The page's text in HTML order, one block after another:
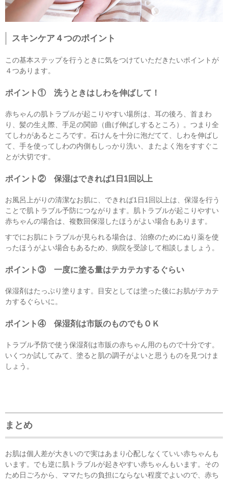
スキンケア４つのポイント
この基本ステップを行うときに気をつけていただきたいポイントが
４つあります。
ポイント① 洗うときはしわを伸ばして！
赤ちゃんの肌トラブルが起こりやすい場所は、耳の後ろ、首まわ
り、髪の生え際、手足の関節（曲げ伸ばしするところ）。つまり全
てしわがあるところです。石けんを十分に泡だてて、しわを伸ばし
て、手を使ってしわの内側もしっかり洗い、またよく泡をすすぐこ
とが大切です。
ポイント② 保湿はできれば1日1回以上
お風呂上がりの清潔なお肌に、できれば1日1回以上は、保湿を行う
ことで肌トラブル予防につながります。肌トラブルが起こりやすい
赤ちゃんの場合は、複数回保湿したほうがよい場合もあります。
すでにお肌にトラブルが見られる場合は、治療のためにぬり薬を使
ったほうがよい場合もあるため、病院を受診して相談しましょう。
ポイント③ 一度に塗る量はテカテカするぐらい
保湿剤はたっぷり塗ります。目安としては塗った後にお肌がテカテ
カするぐらいに。
ポイント④ 保湿剤は市販のものでもＯＫ
トラブル予防で使う保湿剤は市販の赤ちゃん用のもので十分です。
いくつか試してみて、塗ると肌の調子がよいと思うものを見つけま
しょう。
まとめ
お肌は個人差が大きいので実はあまり心配しなくていい赤ちゃんも
います。でも逆に肌トラブルが起きやすい赤ちゃんもいます。その
ため日ごろから、ママたちの負担にならない程度でよいので、赤ち